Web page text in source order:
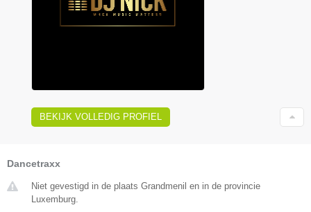
BEKIJK VOLLEDIG PROFIEL
Dancetraxx
Niet gevestigd in de plaats Grandmenil en in de provincie
Luxemburg.